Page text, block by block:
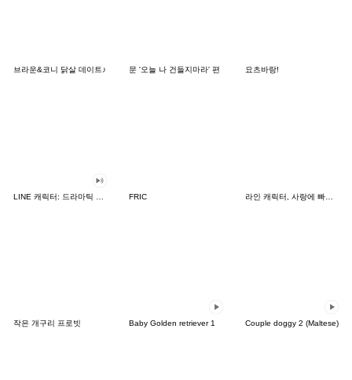
브라운&코니 닭살 데이트♪ 문 '오늘 나 건들지마라' 편 요츠바랑!
FRIC 라인 캐릭터, 사랑에 빠지다!
작은 개구리 프로빗 Baby Golden retriever 1 Couple doggy 2 (Maltese)